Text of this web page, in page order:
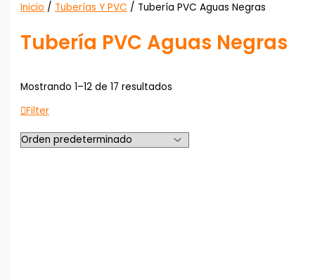
Inicio / Tuberías Y PVC / Tubería PVC Aguas Negras
Tubería PVC Aguas Negras
Mostrando 1–12 de 17 resultados
Filter